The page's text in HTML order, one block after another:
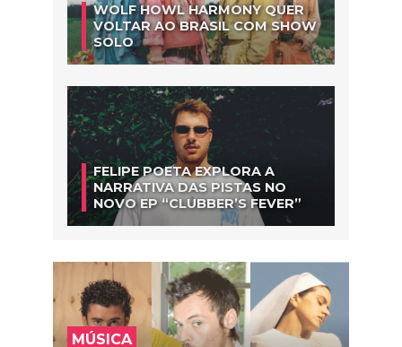
WOLF HOWL HARMONY QUER
VOLTAR AO BRASIL COM SHOW
SOLO
FELIPE POETA EXPLORA A
NARRATIVA DAS PISTAS NO
NOVO EP “CLUBBER’S FEVER”
MÚSICA